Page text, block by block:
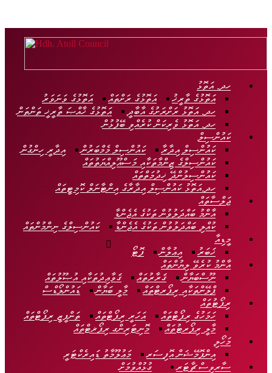
Hdh.
Council
Official
ހދ. އަތޮޅު
އަތޮޅުގެ ތާރީޚު
އަތޮޅުގެ ރަށްތައް
އަތޮޅުގެ ވަނަވަރު
ހދ. އަތޮޅު ރަށްރަށުގެ އާބާދީ
އަތޮޅުގެ ޚާއްޞަ ތާރީޚީ ތަންތަން
ހދ. އަތޮޅު ވެރިކަން ކުރެއްވި ބޭފުޅުން
ކައުންސިލް
ކައުންސިލް އިދާރާ
ކައުންސިލް މެމްބަރުން
އިދާރީ ހިންގުން
ކައުންސިލްގެ ޒިންމާތަކާއި މަސްއޫލިއްޔަތުތައް
ކައުންސިލުންދޭ ޚިދުމަތްތައް
ހދ.އަތޮޅު ކައުންސިލް އިދާރާގެ އިންޓާނަލް ކޮމިޓީތައް
ޖަލްސާތައް
އާންމު ބައްދަލުވުން ތަކުގެ އެޖެންޑާ
ކުއްލި ބައްދަލުވުން ތަކުގެ އެޖެންޑާ
ކައުންސިލްގެ ނިންމުންތައް
މީޑިއާ
ޚަބަރު
އިޢުލާން
ފޮޓޯ
އާންމު ކުރެވޭ ލިޔުންތައް
ނޫސްބަޔާން
ޤަރާރުތައް
ޤަވާޢިދުތަކާއި އުޞޫލުތައް
ޕްލޭންތަކާއި ރިޕޯރޓްތައް
މާލީ ބަޔާން
ޑައުންލޯޑްސް
ރިޕޯޓުތައް
ހަމަހުގެ ރިޕޯޓްތައް
އަހަރީ ރިޕޯޓްތައް
ތަންފީޒީ ރިޕޯޓްތައް
މާލީ ރިޕޯރޓުތައް
މޮނިޓަރިންގ ރިޕޯޜޓްތައް
މަހޯލި
އިންފޮމޭޝަން އޮފިސަރ
މަޢުލޫމާތު ޑައިރެކްޓަރީ
ސާރވިސް ޗާޓަރ
ގުޅުއްވުމަށް